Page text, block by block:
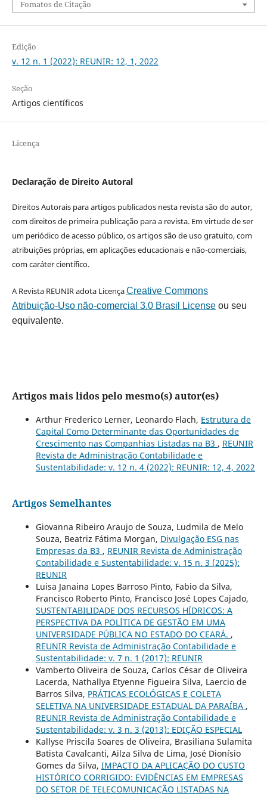
Fomatos de Citação
Edição
v. 12 n. 1 (2022): REUNIR: 12, 1, 2022
Seção
Artigos científicos
Licença
Declaração de Direito Autoral
Direitos Autorais para artigos publicados nesta revista são do autor,
com direitos de primeira publicação para a revista. Em virtude de ser
um periódico de acesso público, os artigos são de uso gratuito, com
atribuições próprias, em aplicações educacionais e não-comerciais,
com caráter científico.
A Revista REUNIR adota LicençaCreative Commons
Atribuição-Uso não-comercial 3.0 Brasil Licenseou seu
equivalente.
Artigos mais lidos pelo mesmo(s) autor(es)
Arthur Frederico Lerner, Leonardo Flach, Estrutura de
Capital Como Determinante das Oportunidades de
Crescimento nas Companhias Listadas na B3 , REUNIR
Revista de Administração Contabilidade e
Sustentabilidade: v. 12 n. 4 (2022): REUNIR: 12, 4, 2022
Artigos Semelhantes
Giovanna Ribeiro Araujo de Souza, Ludmila de Melo
Souza, Beatriz Fátima Morgan, Divulgação ESG nas
Empresas da B3 , REUNIR Revista de Administração
Contabilidade e Sustentabilidade: v. 15 n. 3 (2025):
REUNIR
Luisa Janaina Lopes Barroso Pinto, Fabio da Silva,
Francisco Roberto Pinto, Francisco José Lopes Cajado,
SUSTENTABILIDADE DOS RECURSOS HÍDRICOS: A
PERSPECTIVA DA POLÍTICA DE GESTÃO EM UMA
UNIVERSIDADE PÚBLICA NO ESTADO DO CEARÁ. ,
REUNIR Revista de Administração Contabilidade e
Sustentabilidade: v. 7 n. 1 (2017): REUNIR
Vamberto Oliveira de Souza, Carlos César de Oliveira
Lacerda, Nathallya Etyenne Figueira Silva, Laercio de
Barros Silva, PRÁTICAS ECOLÓGICAS E COLETA
SELETIVA NA UNIVERSIDADE ESTADUAL DA PARAÍBA ,
REUNIR Revista de Administração Contabilidade e
Sustentabilidade: v. 3 n. 3 (2013): EDIÇÃO ESPECIAL
Kallyse Priscila Soares de Oliveira, Brasiliana Sulamita
Batista Cavalcanti, Ailza Silva de Lima, José Dionísio
Gomes da Silva, IMPACTO DA APLICAÇÃO DO CUSTO
HISTÓRICO CORRIGIDO: EVIDÊNCIAS EM EMPRESAS
DO SETOR DE TELECOMUNICAÇÃO LISTADAS NA